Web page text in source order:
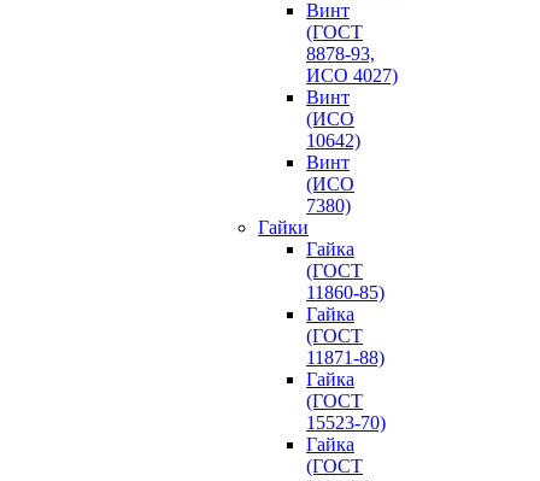
Винт
(ГОСТ
8878-93,
ИСО 4027)
Винт
(ИСО
10642)
Винт
(ИСО
7380)
Гайки
Гайка
(ГОСТ
11860-85)
Гайка
(ГОСТ
11871-88)
Гайка
(ГОСТ
15523-70)
Гайка
(ГОСТ